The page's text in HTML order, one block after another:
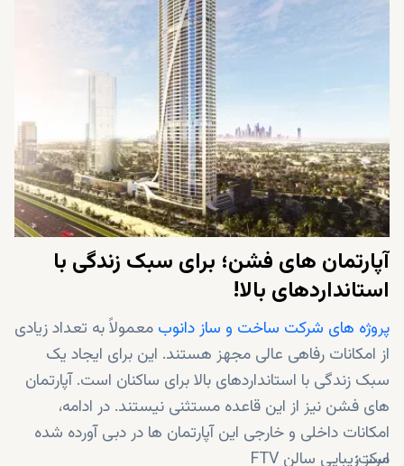
آپارتمان های فشن؛ برای سبک زندگی با
استانداردهای بالا!
پروژه های شرکت ساخت و ساز دانوب معمولاً به تعداد زیادی
از امکانات رفاهی عالی مجهز هستند. این برای ایجاد یک
سبک زندگی با استانداردهای بالا برای ساکنان است. آپارتمان
های فشن نیز از این قاعده مستثنی نیستند. در ادامه،
امکانات داخلی و خارجی این آپارتمان ها در دبی آورده شده
است:
مرکز زیبایی سالن FTV